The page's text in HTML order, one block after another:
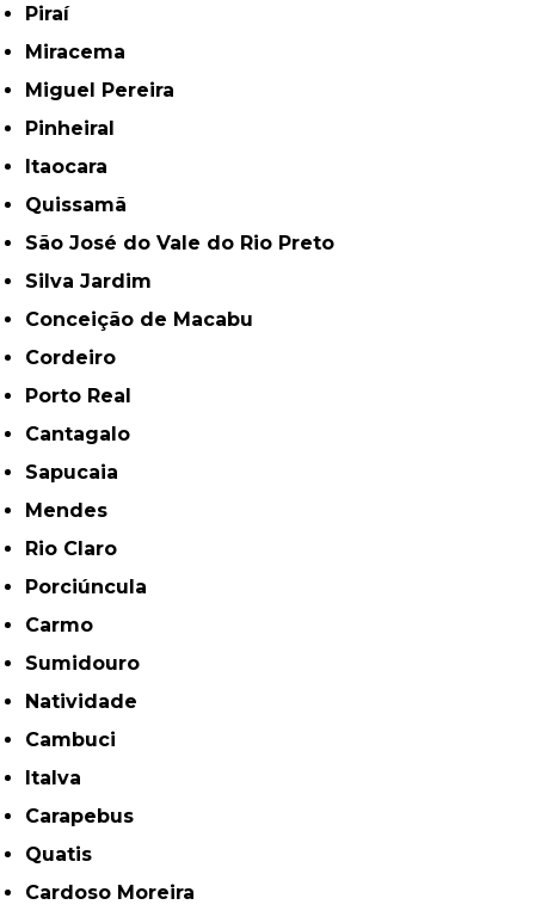
Piraí
Miracema
Miguel Pereira
Pinheiral
Itaocara
Quissamã
São José do Vale do Rio Preto
Silva Jardim
Conceição de Macabu
Cordeiro
Porto Real
Cantagalo
Sapucaia
Mendes
Rio Claro
Porciúncula
Carmo
Sumidouro
Natividade
Cambuci
Italva
Carapebus
Quatis
Cardoso Moreira